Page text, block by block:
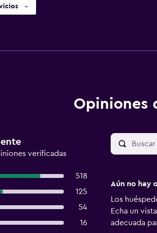
Opiniones
verificadas
518
125
54
16
Aún no hay
Los
Echa un
adecuada